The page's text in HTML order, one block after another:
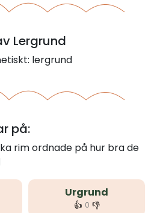
Lergrund
lergrund
på:
rim ordnade på hur bra de
Urgrund
👍 0 👎